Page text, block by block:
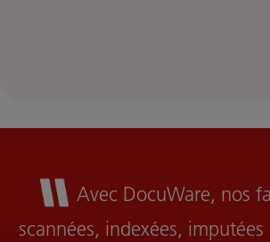
Avec DocuWare, nos
scannées, indexées,